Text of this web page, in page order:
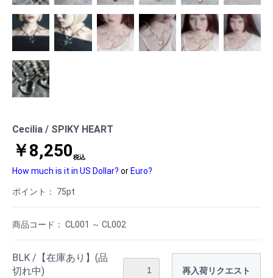
Cecilia / SPIKY HEART
￥8,250税込
How much is it in US Dollar? or Euro?
ポイント： 75pt
商品コード： CL001 ～ CL002
BLK /【在庫あり】(品
切れ中)
再入荷リクエスト